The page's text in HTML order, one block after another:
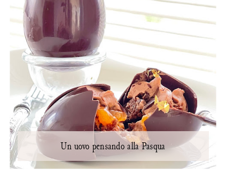
Un uovo pensando alla Pasqua